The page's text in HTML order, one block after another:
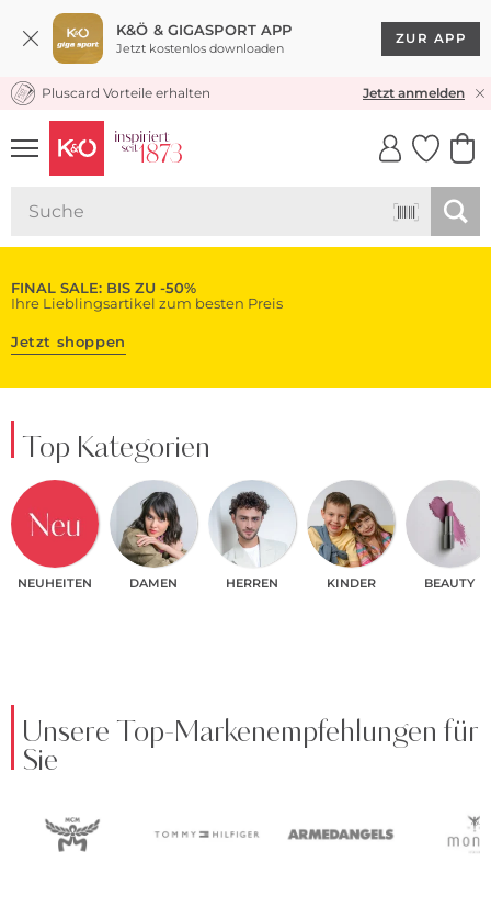
K&Ö & GIGASPORT APP
Jetzt kostenlos downloaden
ZUR APP
KOSTENLOSER VERSAND* & RÜCKVERSAND
Pluscard Vorteile erhalten Jetzt anmelden
UNSERE APP
CLICK &
FINAL SALE: BIS ZU -50%
Ihre Lieblingsartikel zum besten Preis
Jetzt shoppen
Top Kategorien
NEUHEITEN DAMEN HERREN KINDER BEAUTY
Unsere Top-Markenempfehlungen für
Sie